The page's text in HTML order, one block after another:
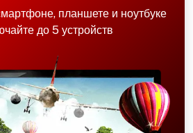
планшете и ноутбуке
до 5 устройств